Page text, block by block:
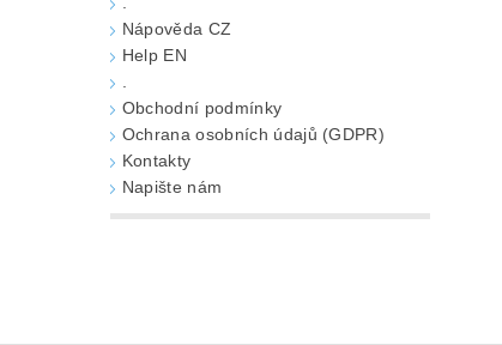
Nápověda CZ
Help EN
.
Obchodní podmínky
Ochrana osobních údajů (GDPR)
Kontakty
Napište nám